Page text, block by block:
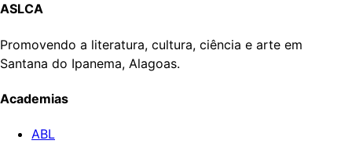
ASLCA
Promovendo a literatura, cultura, ciência e arte em
Santana do Ipanema, Alagoas.
Academias
ABL